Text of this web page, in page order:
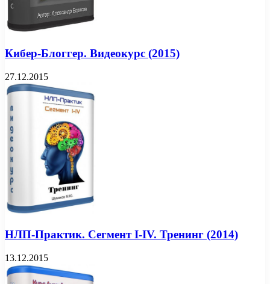
Кибер-Блоггер. Видеокурс (2015)
27.12.2015
НЛП-Практик. Сегмент I-IV. Тренинг (2014)
13.12.2015